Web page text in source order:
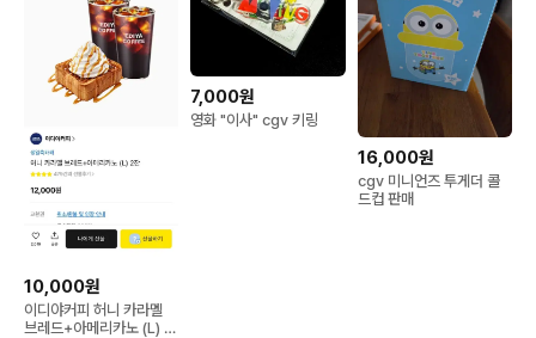
10,000원
이디야커피 허니 카라멜
브레드+아메리카노 (L) 2
7,000원
영화 "이사" cgv 키링
16,000원
cgv 미니언즈 투게더 콜
드컵 판매